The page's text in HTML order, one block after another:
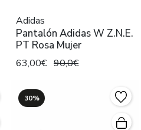
Adidas
Pantalón Adidas W Z.N.E.
PT Rosa Mujer
63,00€ 90,0€
30%